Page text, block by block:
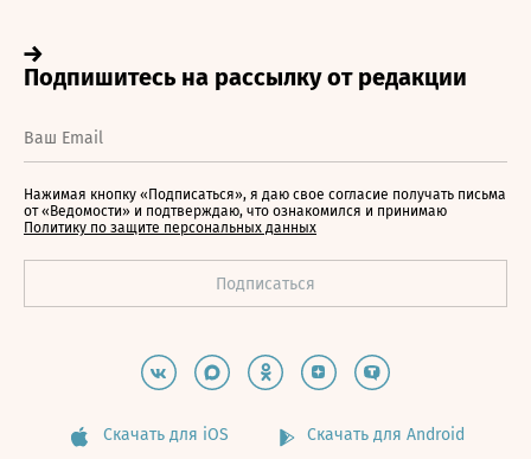
Нажимая кнопку «Подписаться», я даю свое согласие получать письма
от «Ведомости» и подтверждаю, что ознакомился и принимаю
Политику по защите персональных данных
Скачать для iOS Скачать для Android